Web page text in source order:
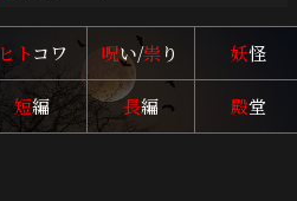
ヒトコワ 呪い/祟り 妖怪
短編 長編 殿堂